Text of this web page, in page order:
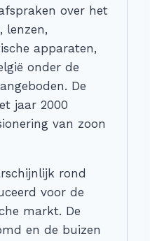
over het
lenzen,
apparaten,
onder de
De
jaar 2000
van zoon
rond
voor de
markt. De
en de buizen